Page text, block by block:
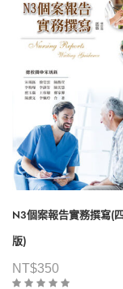
N3個案報告實務撰寫(
版)
NT$350